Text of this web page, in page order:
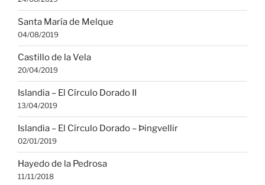
Santa María de Melque
04/08/2019
Castillo de la Vela
20/04/2019
Islandia – El Círculo Dorado II
13/04/2019
Islandia – El Círculo Dorado – Þingvellir
02/01/2019
Hayedo de la Pedrosa
11/11/2018